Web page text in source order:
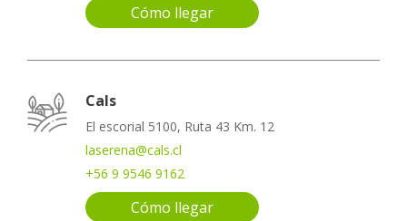
Cómo llegar
Cals
El escorial 5100, Ruta 43 Km. 12
laserena@cals.cl
+56 9 9546 9162
Cómo llegar